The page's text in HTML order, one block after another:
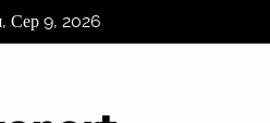
Сер 9, 2026